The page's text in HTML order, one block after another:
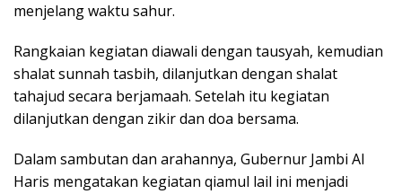
menjelang waktu sahur.
Rangkaian kegiatan diawali dengan tausyah, kemudian
shalat sunnah tasbih, dilanjutkan dengan shalat
tahajud secara berjamaah. Setelah itu kegiatan
dilanjutkan dengan zikir dan doa bersama.
Dalam sambutan dan arahannya, Gubernur Jambi Al
Haris mengatakan kegiatan qiamul lail ini menjadi